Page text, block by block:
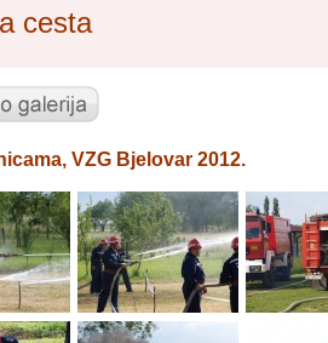
cesta
VZG Bjelovar 2012.